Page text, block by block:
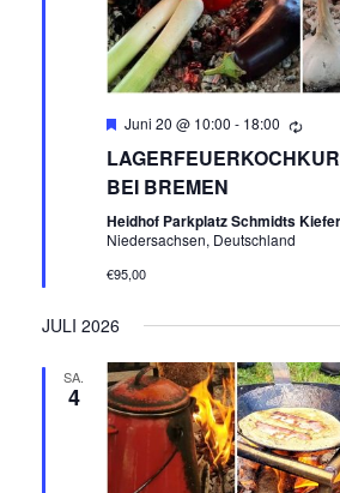
Empfohlen
Juni 20 @ 10:00 - 18:00
BEI BREMEN
Heidhof Parkplatz Schmidts Kiefer
Niedersachsen, Deutschland
€95,00
JULI 2026
SA.
4